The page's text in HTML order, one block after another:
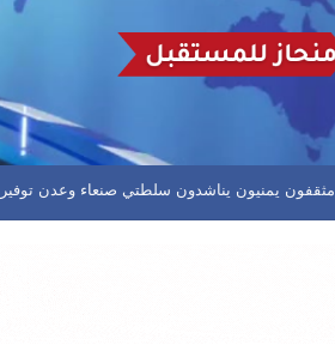
توقيع اتفاقية دفاع مشترك بين السعودية وتركيا